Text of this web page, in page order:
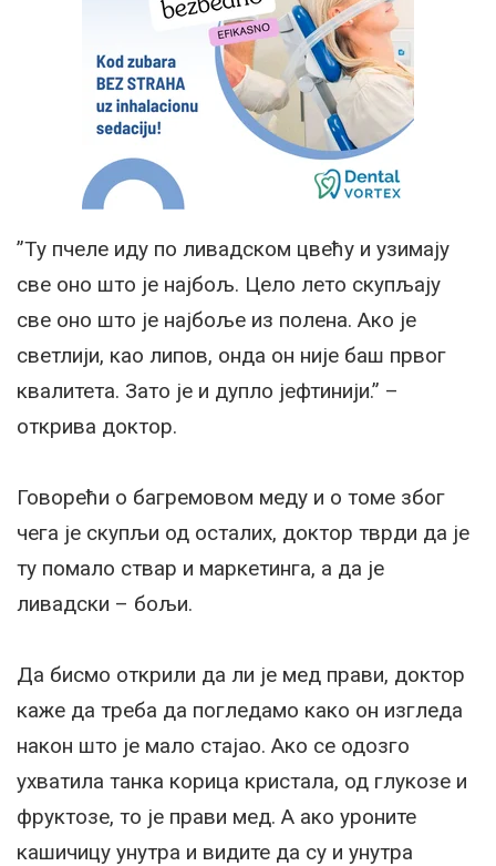
”Ту пчеле иду по ливадском цвећу и узимају
све оно што је најбољ. Цело лето скупљају
све оно што је најбоље из полена. Ако је
светлији, као липов, онда он није баш првог
квалитета. Зато је и дупло јефтинији.” –
открива доктор.
Говорећи о багремовом меду и о томе због
чега је скупљи од осталих, доктор тврди да је
ту помало ствар и маркетинга, а да је
ливадски – бољи.
Да бисмо открили да ли је мед прави, доктор
каже да треба да погледамо како он изгледа
након што је мало стајао. Ако се одозго
ухватила танка корица кристала, од глукозе и
фруктозе, то је прави мед. А ако уроните
кашичицу унутра и видите да су и унутра